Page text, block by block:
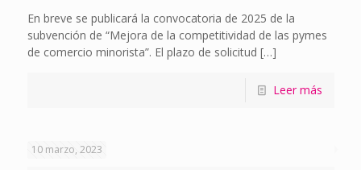
En breve se publicará la convocatoria de 2025 de la
subvención de “Mejora de la competitividad de las pymes
de comercio minorista”. El plazo de solicitud […]
Leer más
10 marzo, 2023